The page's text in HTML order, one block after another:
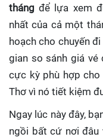
thángđể lựa xem
nhất của cả một
hoạch cho chuyến
gian so sánh giá vé
cực kỳ phù hợp
Thơ vì nó tiết kiệm
Ngay lúc này đây,
ngồi bất cứ nơi đâu